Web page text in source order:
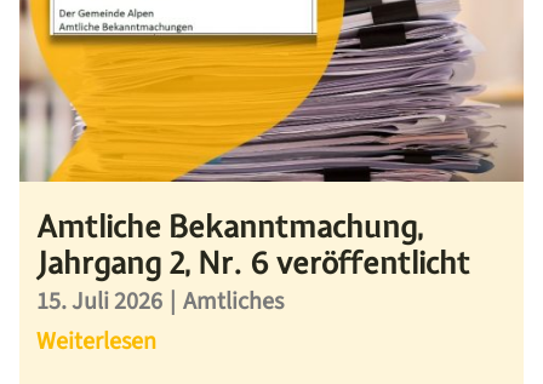
Amtliche Bekanntmachung,
Jahrgang 2, Nr. 6 veröffentlicht
15. Juli 2026 | Amtliches
Weiterlesen